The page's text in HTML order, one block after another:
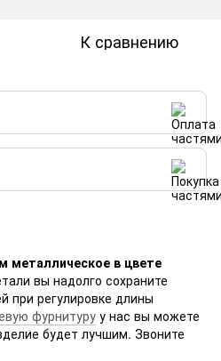
К сравнению
металлическое в цвете
вы надолго сохраните
при регулировке длины
фурнитуруу нас вы можете
будет лучшим. Звоните